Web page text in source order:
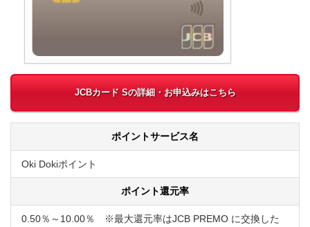
JCBカード Sの詳細・お申込みはこちら
ポイントサービス名
Oki Dokiポイント
ポイント還元率
0.50％～10.00％ ※最大還元率はJCB PREMO に交換した